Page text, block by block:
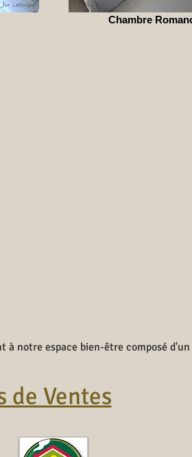
Chambre
à notre espace bien-être composé
de Ventes